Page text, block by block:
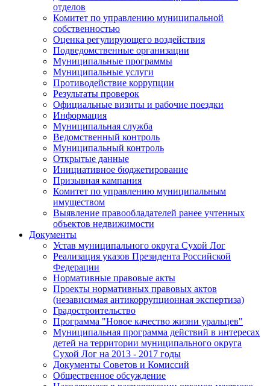
отделов
Комитет по управлению муниципальной
собственностью
Оценка регулирующего воздействия
Подведомственные организации
Муниципальные программы
Муниципальные услуги
Противодействие коррупции
Результаты проверок
Официальные визиты и рабочие поездки
Информация
Муниципальная служба
Ведомственный контроль
Муниципальный контроль
Открытые данные
Инициативное бюджетирование
Призывная кампания
Комитет по управлению муниципальным
имуществом
Выявление правообладателей ранее учтенных
объектов недвижимости
Документы
Устав муниципального округа Сухой Лог
Реализация указов Президента Российской
Федерации
Нормативные правовые акты
Проекты нормативных правовых актов
(независимая антикоррупционная экспертиза)
Градостроительство
Программа "Новое качество жизни уральцев"
Муниципальная программа действий в интересах
детей на территории муниципального округа
Сухой Лог на 2013 - 2017 годы
Документы Советов и Комиссий
Общественное обсуждение